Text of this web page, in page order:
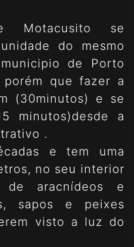
Motacusito se
do mesmo
de Porto
porém que fazer a
(30minutos) e se
minutos)desde a
.
e tem uma
no seu interior
de aracnídeos e
sapos e peixes
visto a luz do